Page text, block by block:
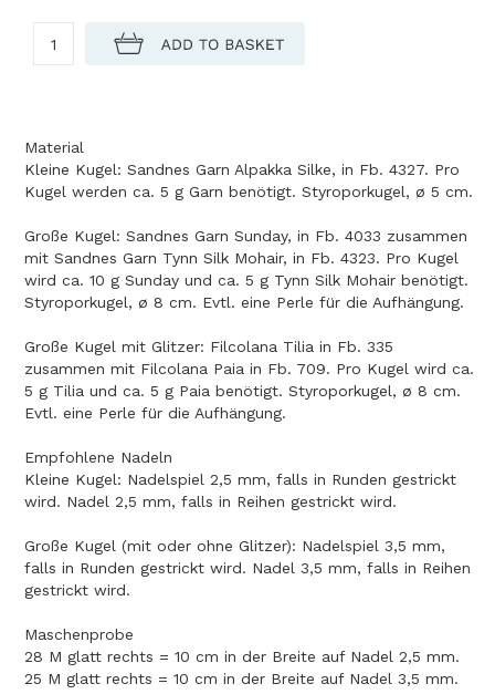
Material
Kleine Kugel: Sandnes Garn Alpakka Silke, in Fb. 4327. Pro
Kugel werden ca. 5 g Garn benötigt. Styroporkugel, ø 5 cm.
Große Kugel: Sandnes Garn Sunday, in Fb. 4033 zusammen
mit Sandnes Garn Tynn Silk Mohair, in Fb. 4323. Pro Kugel
wird ca. 10 g Sunday und ca. 5 g Tynn Silk Mohair benötigt.
Styroporkugel, ø 8 cm. Evtl. eine Perle für die Aufhängung.
Große Kugel mit Glitzer: Filcolana Tilia in Fb. 335
zusammen mit Filcolana Paia in Fb. 709. Pro Kugel wird ca.
5 g Tilia und ca. 5 g Paia benötigt. Styroporkugel, ø 8 cm.
Evtl. eine Perle für die Aufhängung.
Empfohlene Nadeln
Kleine Kugel: Nadelspiel 2,5 mm, falls in Runden gestrickt
wird. Nadel 2,5 mm, falls in Reihen gestrickt wird.
Große Kugel (mit oder ohne Glitzer): Nadelspiel 3,5 mm,
falls in Runden gestrickt wird. Nadel 3,5 mm, falls in Reihen
gestrickt wird.
Maschenprobe
28 M glatt rechts = 10 cm in der Breite auf Nadel 2,5 mm.
25 M glatt rechts = 10 cm in der Breite auf Nadel 3,5 mm.